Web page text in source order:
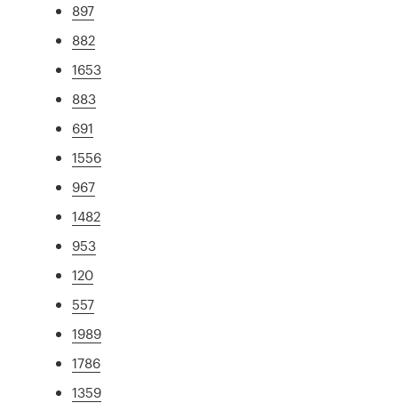
897
882
1653
883
691
1556
967
1482
953
120
557
1989
1786
1359